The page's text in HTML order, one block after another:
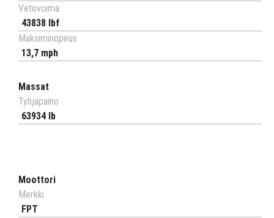
Vetovoima
43838 lbf
Maksiminopeus
13,7 mph
Massat
Tyhjäpaino
63934 lb
Moottori
Merkki
FPT